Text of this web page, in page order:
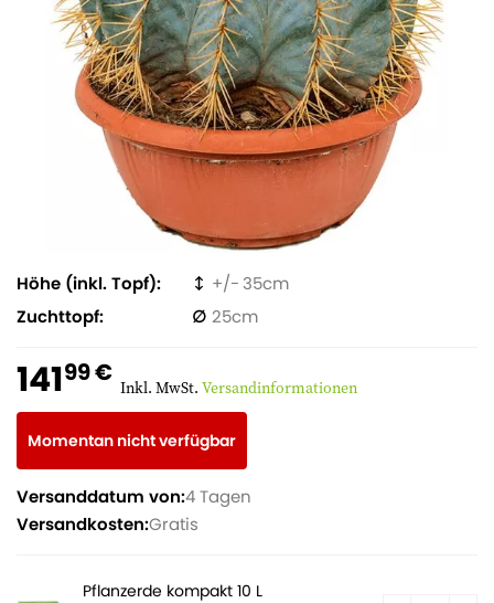
Höhe (inkl. Topf)
35
Zuchttopf
25
14199 € Inkl. MwSt. Versandinformationen
Momentan nicht verfügbar
Versanddatum von:4 Tagen
Versandkosten:Gratis
Pflanzerde kompakt 10 L